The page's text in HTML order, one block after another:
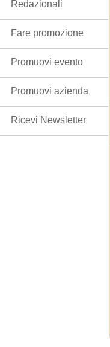
Redazionali
Fare promozione
Promuovi evento
Promuovi azienda
Ricevi Newsletter